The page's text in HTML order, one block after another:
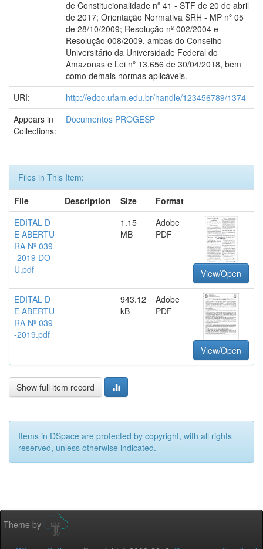
de Constitucionalidade nº 41 - STF de 20 de abril
de 2017; Orientação Normativa SRH - MP nº 05
de 28/10/2009; Resolução nº 002/2004 e
Resolução 008/2009, ambas do Conselho
Universitário da Universidade Federal do
Amazonas e Lei nº 13.656 de 30/04/2018, bem
como demais normas aplicáveis.
URI:
http://edoc.ufam.edu.br/handle/123456789/1374
Appears in
Collections:
Documentos PROGESP
Files in This Item:
File
Description Size
Format
EDITAL D
E ABERTU
RA Nº 039
-2019 DO
U.pdf
1.15
MB
Adobe
PDF
View/Open
EDITAL D
E ABERTU
RA Nº 039
-2019.pdf
943.12
kB
Adobe
PDF
View/Open
Show full item record
Items in DSpace are protected by copyright, with all rights
reserved, unless otherwise indicated.
Theme by